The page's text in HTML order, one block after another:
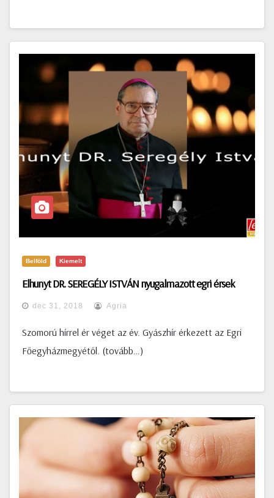
Belföld Kiemelt
Elhunyt DR. SEREGÉLY ISTVÁN nyugalmazott egri érsek
dec 31, 2018 Agria
Szomorú hírrel ér véget az év. Gyászhír érkezett az Egri
Főegyházmegyétől. (tovább…)